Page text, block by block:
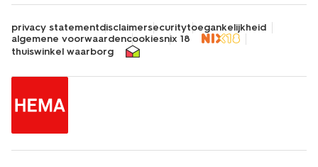
privacy statementdisclaimersecuritytoegankelijkheid
algemene voorwaardencookiesnix 18
thuiswinkel waarborg